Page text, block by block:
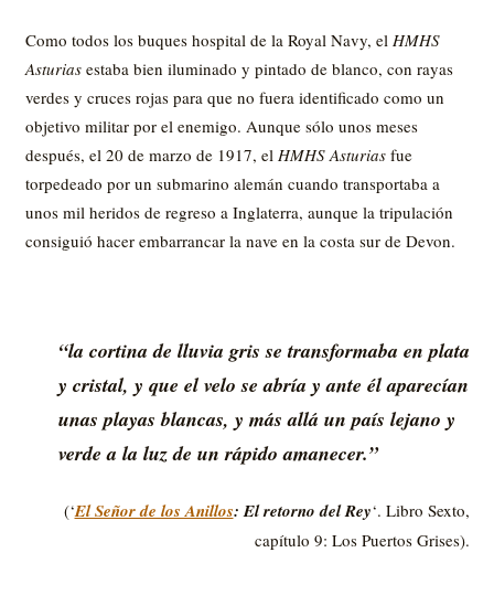
Como todos los buques hospital de la Royal Navy, el HMHS
Asturiasestaba bien iluminado y pintado de blanco, con rayas
verdes y cruces rojas para que no fuera identificado como un
objetivo militar por el enemigo. Aunque sólo unos meses
después, el 20 de marzo de 1917, el HMHS Asturiasfue
torpedeado por un submarino alemán cuando transportaba a
unos mil heridos de regreso a Inglaterra, aunque la tripulación
consiguió hacer embarrancar la nave en la costa sur de Devon.
“la cortina de lluvia gris se transformaba en plata
y cristal, y que el velo se abría y ante él aparecían
unas playas blancas, y más allá un país lejano y
verde a la luz de un rápido amanecer.”
(‘El Señor de los Anillos: El retorno del Rey‘. Libro Sexto,
capítulo 9: Los Puertos Grises).